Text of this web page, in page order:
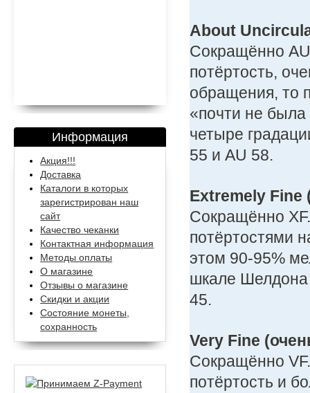
Информация
Акция!!!
Доставка
Каталоги в которых
зарегистрирован наш
сайт
Качество чеканки
Контактная информация
Методы оплаты
О магазине
Отзывы о магазине
Скидки и акции
Состояние монеты,
сохранность
About
Сокращённо
потёртость,
обращения, то
«почти не
четыре
55 и AU 58.
Extremely Fine
Сокращённо
потёртостями
этом 90-95%
шкале Шелдона
45.
Very Fine
Сокращённо
потёртость и